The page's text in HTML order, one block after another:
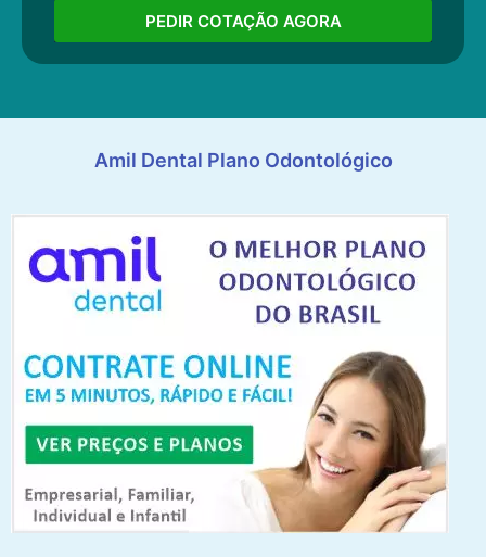
PEDIR COTAÇÃO AGORA
Amil Dental Plano Odontológico